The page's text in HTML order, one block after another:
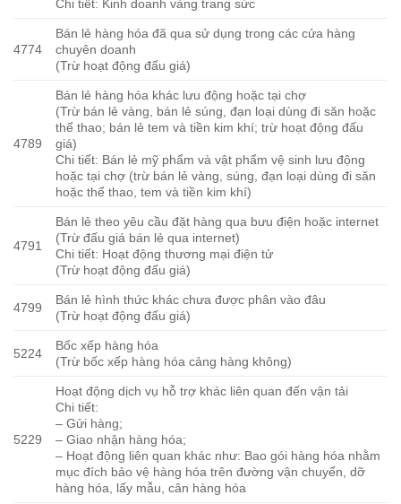
Chi tiết: Kinh doanh vàng trang sức
4774
Bán lẻ hàng hóa đã qua sử dụng trong các cửa hàng
chuyên doanh
(Trừ hoạt động đấu giá)
4789
Bán lẻ hàng hóa khác lưu động hoặc tại chợ
(Trừ bán lẻ vàng, bán lẻ súng, đạn loại dùng đi săn hoặc
thể thao; bán lẻ tem và tiền kim khí; trừ hoạt động đấu
giá)
Chi tiết: Bán lẻ mỹ phẩm và vật phẩm vệ sinh lưu động
hoặc tại chợ (trừ bán lẻ vàng, súng, đạn loại dùng đi săn
hoặc thể thao, tem và tiền kim khí)
4791
Bán lẻ theo yêu cầu đặt hàng qua bưu điện hoặc internet
(Trừ đấu giá bán lẻ qua internet)
Chi tiết: Hoạt động thương mại điện tử
(Trừ hoạt động đấu giá)
4799
Bán lẻ hình thức khác chưa được phân vào đâu
(Trừ hoạt động đấu giá)
5224
Bốc xếp hàng hóa
(Trừ bốc xếp hàng hóa cảng hàng không)
5229
Hoạt động dịch vụ hỗ trợ khác liên quan đến vận tải
Chi tiết:
– Gửi hàng;
– Giao nhận hàng hóa;
– Hoạt động liên quan khác như: Bao gói hàng hóa nhằm
mục đích bảo vệ hàng hóa trên đường vận chuyển, dỡ
hàng hóa, lấy mẫu, cân hàng hóa